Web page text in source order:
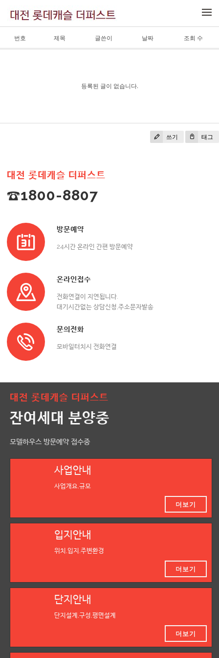
번호 제목 글쓴이 날짜 조회 수
등록된 글이 없습니다.
쓰기 태그
대전 롯데캐슬 더퍼스트
☎1800-8807
방문예약
24시간 온라인 간편 방문예약
온라인접수
전화연결이 지연됩니다.
대기시간없는 상담신청,주소문자발송
문의전화
모바일터치시 전화연결
대전 롯데캐슬 더퍼스트
잔여세대 분양중
모델하우스 방문예약 접수중
사업안내
사업개요,규모
더보기
입지안내
위치,입지,주변환경
더보기
단지안내
단지설계,구성,평면설계
더보기